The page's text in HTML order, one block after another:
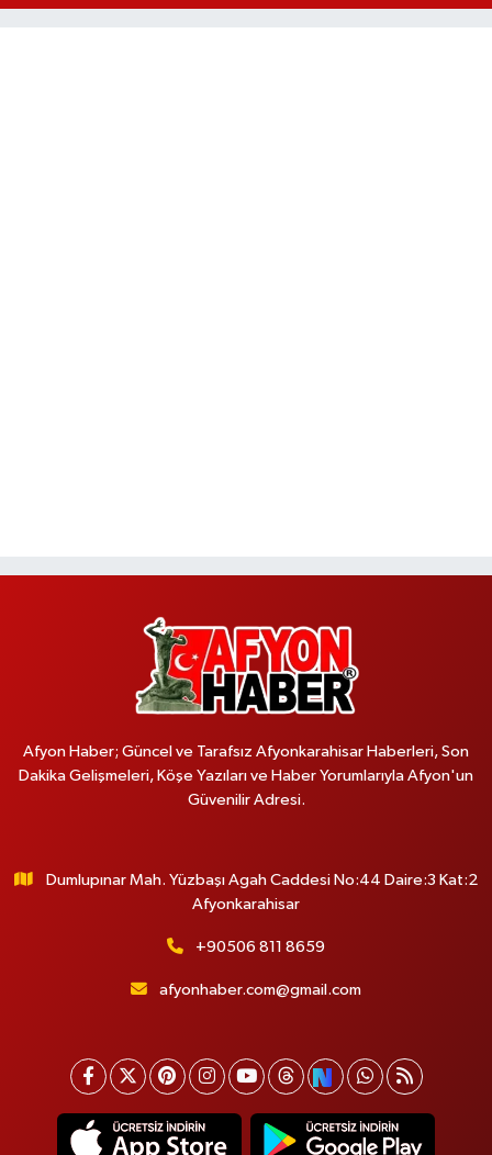
Afyon Haber; Güncel ve Tarafsız Afyonkarahisar Haberleri, Son
Dakika Gelişmeleri, Köşe Yazıları ve Haber Yorumlarıyla Afyon'un
Güvenilir Adresi.
Dumlupınar Mah. Yüzbaşı Agah Caddesi No:44 Daire:3 Kat:2
Afyonkarahisar
+90506 811 8659
afyonhaber.com@gmail.com